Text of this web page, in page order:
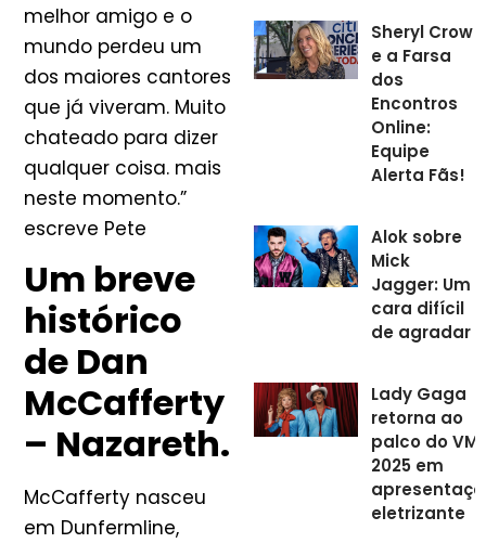
melhor amigo e o
mundo perdeu um
dos maiores cantores
que já viveram. Muito
chateado para dizer
qualquer coisa. mais
neste momento.”
escreve Pete
Um breve
histórico
de Dan
McCafferty
– Nazareth.
McCafferty nasceu
em Dunfermline,
Sheryl Crow
e a Farsa
dos
Encontros
Online:
Equipe
Alerta Fãs!
Alok sobre
Mick
Jagger: Um
cara difícil
de agradar
Lady Gaga
retorna ao
palco do
2025 em
eletrizante